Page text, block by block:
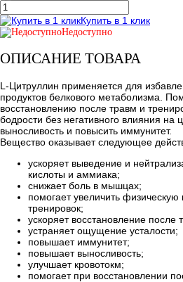
Купить в 1 клик
Недоступно
ОПИСАНИЕ ТОВАРА
L-Цитруллин применяется для
продуктов белкового метаболизма.
восстановлению после травм и
бодрости без негативного влияния на
выносливость и повысить иммунитет.
Вещество оказывает следующее
ускоряет выведение и
кислоты и аммиака;
снижает боль в мышцах;
помогает увеличить физическую
тренировок;
ускоряет восстановление после
устраняет ощущение усталости;
повышает иммунитет;
повышает выносливость;
улучшает кровотокм;
помогает при восстановлении